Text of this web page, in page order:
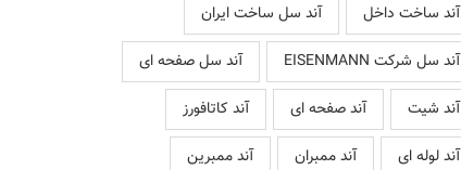
آند ساخت داخل
آند سل ساخت ایران
آند سل شرکت EISENMANN
آند سل صفحه ای
آند شیت
آند صفحه ای
آند کاتافورز
آند لوله ای
آند ممبران
آند ممبرین